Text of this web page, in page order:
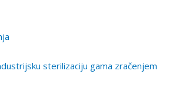
sterilizaciju gama zračenjem